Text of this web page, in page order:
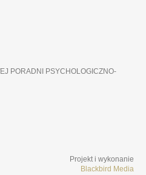
PORADNI PSYCHOLOGICZNO-
Projekt i wykonanie
Blackbird Media